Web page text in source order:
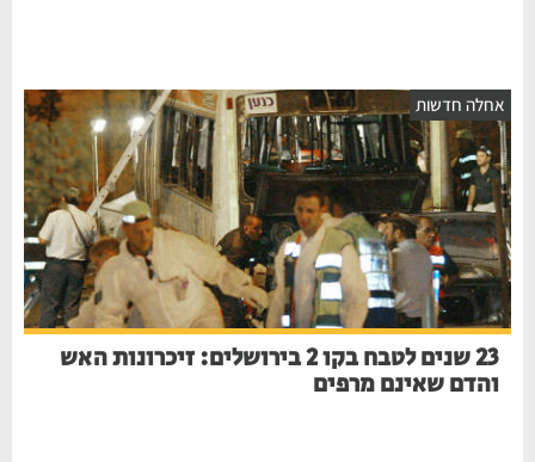
חדשות
23 שנים לטבח בקו 2 בירושלים: זיכרונות האש
והדם שאינם מרפים